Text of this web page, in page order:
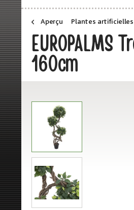
Aperçu Plantes artificielles
160cm